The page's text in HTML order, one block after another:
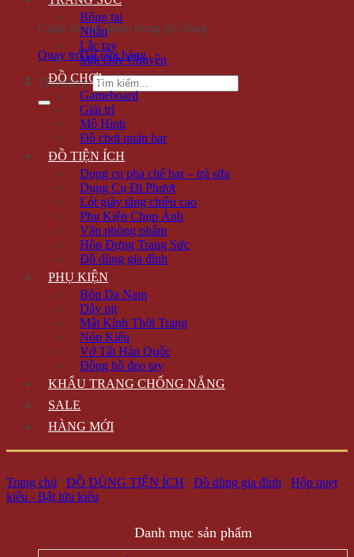
Chưa có sản phẩm trong giỏ hàng.
Quay trở lại cửa hàng
Tìm kiếm:
Bông tai
Nhẫn
Lắc tay
Mặt Dây Chuyền
ĐỒ CHƠI
Gameboard
Giải trí
Mô Hình
Đồ chơi quán bar
ĐỒ TIỆN ÍCH
Dụng cụ pha chế bar – trà sữa
Dụng Cụ Đi Phượt
Lót giày tăng chiều cao
Phụ Kiện Chụp Ảnh
Văn phòng phẩm
Hộp Đựng Trang Sức
Đồ dùng gia đình
PHỤ KIỆN
Bóp Da Nam
Dây nịt
Mắt Kính Thời Trang
Nón Kiểu
Vớ Tất Hàn Quốc
Đồng hồ đeo tay
KHẨU TRANG CHỐNG NẮNG
SALE
HÀNG MỚI
Trang chủ / ĐỒ DÙNG TIỆN ÍCH / Đồ dùng gia đình / Hộp quẹt
kiểu - Bật lửa kiểu
Danh mục sản phẩm